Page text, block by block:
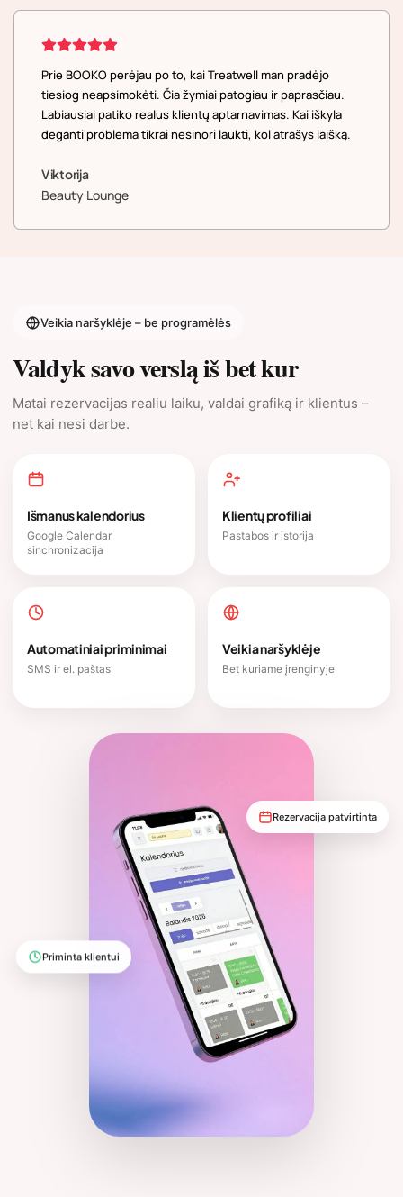
Viktorija
Beauty Lounge
Prie BOOKO perėjau po to, kai Treatwell man pradėjo
tiesiog neapsimokėti. Čia žymiai patogiau ir paprasčiau.
Labiausiai patiko realus klientų aptarnavimas. Kai iškyla
deganti problema tikrai nesinori laukti, kol atrašys laišką.
Rezervacija patvirtinta
Priminta klientui
Veikia naršyklėje – be programėlės
Valdyk savo verslą iš bet kur
Matai rezervacijas realiu laiku, valdai grafiką ir klientus –
net kai nesi darbe.
Išmanus kalendorius
Google Calendar
sinchronizacija
Klientų profiliai
Pastabos ir istorija
Automatiniai priminimai
SMS ir el. paštas
Veikia naršyklėje
Bet kuriame įrenginyje